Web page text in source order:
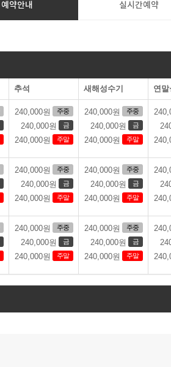
예약안내 실시간예약
추석 새해성수기 연말
240,000원 주중
240,000원 금
240,000원 주말
240,000원 주중
240,000원 금
240,000원 주말
240,000원 주중
240,000원 금
240,000원 주말
240,000원 주중
240,000원 금
240,000원 주말
240,000원 주중
240,000원 금
240,000원 주말
240,000원 주중
240,000원 금
240,000원 주말